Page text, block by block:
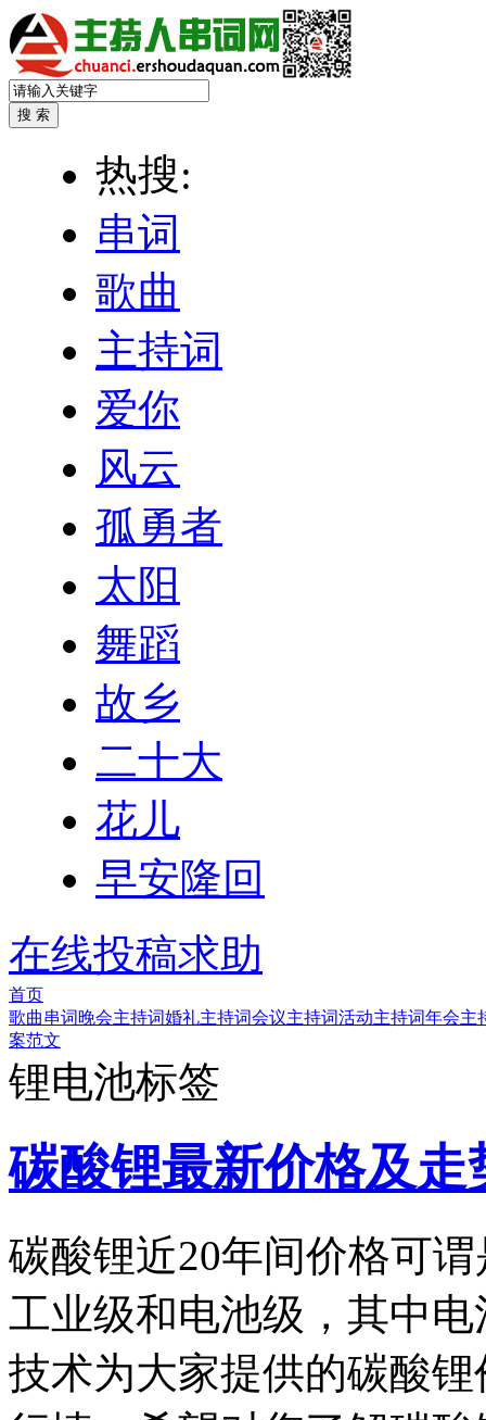
热搜:
串词
歌曲
主持词
爱你
风云
孤勇者
太阳
舞蹈
故乡
二十大
花儿
早安隆回
在线投稿求助
首页
歌曲串词晚会主持词婚礼主持词会议主持词活动主持词年会主
案范文
锂电池标签
碳酸锂最新价格及走
碳酸锂近20年间价格可
工业级和电池级，其中
技术为大家提供的碳酸